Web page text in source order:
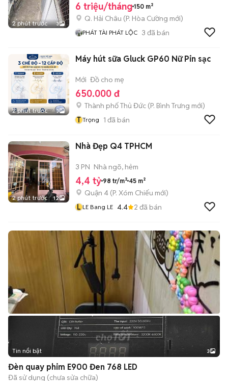
2 phút trước 3
6 triệu/tháng 150 m²
Q. Hải Châu (P. Hòa Cường mới)
PHÁT TÀI PHÁT LỘC 3 đã bán
2 phút trước 3
Máy hút sữa Gluck GP60 Nữ Pin sạc
Mới Đồ cho mẹ
650.000 đ
Thành phố Thủ Đức (P. Bình Trưng mới)
T Trọng 1 đã bán
2 phút trước 12
Nhà Đẹp Q4 TPHCM
3 PN Nhà ngõ, hẻm
4,4 tỷ 98 tr/m² 45 m²
Quận 4 (P. Xóm Chiếu mới)
L LE Bang LE 4.4 2 đã bán
Tin nổi bật 3
Đèn quay phim E900 Đen 768 LED
Đã sử dụng (chưa sửa chữa)